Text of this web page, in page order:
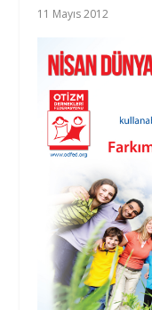
11 Mayıs 2012